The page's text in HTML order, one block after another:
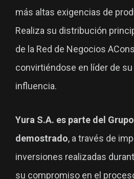
más altas exigencias de
Realiza su distribución
de la Red de Negocios
convirtiéndose en líder de
influencia.
Yura S.A. es parte del
demostrado, a través de
inversiones realizadas
su compromiso en el